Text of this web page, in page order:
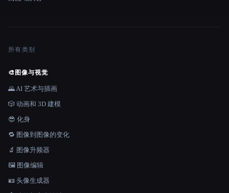
所有类别
🎨 图像与视觉
🌄 AI 艺术与插画
🎲 动画和 3D 建模
😎 化身
🔁 图像到图像的变化
🔬 图像升频器
🖼️ 图像编辑
🪪 头像生成器